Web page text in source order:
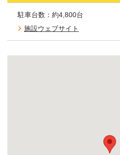
駐車台数：約4,800台
施設ウェブサイト